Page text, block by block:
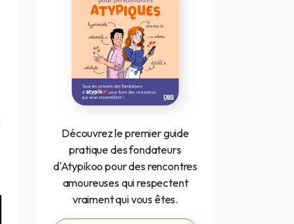
Découvrez le premier guide
pratique des fondateurs
d'Atypikoo pour des rencontres
amoureuses qui respectent
vraiment qui vous êtes.